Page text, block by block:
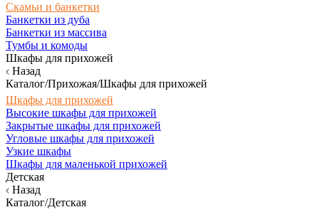
Скамьи и банкетки
Банкетки из дуба
Банкетки из массива
Тумбы и комоды
Шкафы для прихожей
Назад
Каталог/Прихожая/Шкафы для прихожей
Шкафы для прихожей
Высокие шкафы для прихожей
Закрытые шкафы для прихожей
Угловые шкафы для прихожей
Узкие шкафы
Шкафы для маленькой прихожей
Детская
Назад
Каталог/Детская